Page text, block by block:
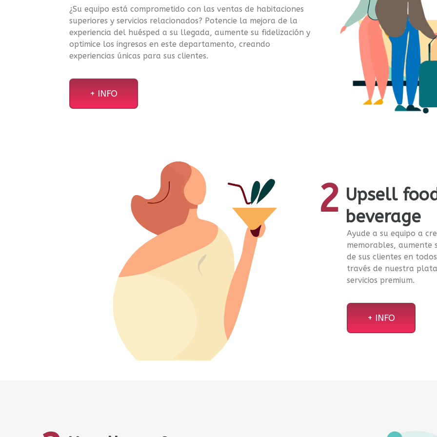
¿Su equipo está comprometido con las ventas de habitaciones
superiores y servicios relacionados? Potencie la mejora de la
experiencia del huésped a su llegada, aumente su fidelización y
optimice los ingresos en este departamento, creando
experiencias únicas para sus clientes.
+ INFO
2 Upsell
beverage
Ayude a su equipo a
memorables, aumente
de sus clientes en
través de nuestra
servicios premium.
+ INFO